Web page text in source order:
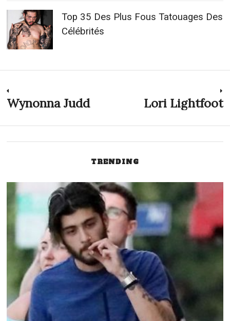
Top 35 Des Plus Fous Tatouages Des
Célébrités
Navigation
de
Previous
Wynonna Judd Lori Lightfoot
TRENDING